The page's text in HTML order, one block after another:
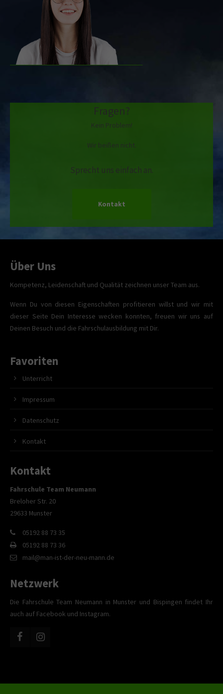
Fragen?
Kein Problem!
Wir beißen nicht.
Sprecht uns einfach an.
Kontakt
Über Uns
Kompetenz, Leidenschaft und Qualität zeichnen unser Team aus.
Wenn Du von diesen Eigenschaften profitieren willst und wir mit
dieser Seite Dein Interesse wecken konnten, freuen wir uns auf
Deinen Besuch und die Fahrschulausbildung mit Dir.
Favoriten
Unterricht
Impressum
Datenschutz
Kontakt
Kontakt
Fahrschule Team Neumann
Breloher Str. 20
29633 Munster
05192 88 73 35
05192 88 73 36
mail@man-ist-der-neu-mann.de
Netzwerk
Die Fahrschule Team Neumann in Munster und Bispingen findet Ihr
auch auf Facebook und Instagram.